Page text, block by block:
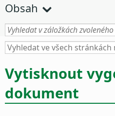
Obsah
Vytisknout
dokument